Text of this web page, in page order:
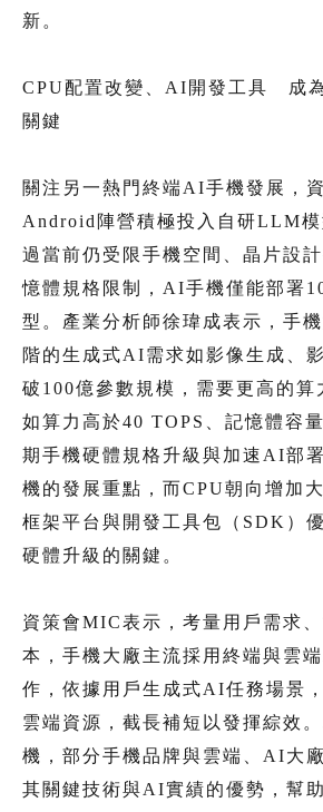
新。
CPU配置改變、AI開發工具 成
關鍵
關注另一熱門終端AI手機發展，
Android陣營積極投入自研LLM模
過當前仍受限手機空間、晶片設
憶體規格限制，AI手機僅能部署
型。產業分析師徐瑋成表示，手
階的生成式AI需求如影像生成、
破100億參數規模，需要更高的算
如算力高於40 TOPS、記憶體容
期手機硬體規格升級與加速AI部
機的發展重點，而CPU朝向增加
框架平台與開發工具包（SDK）
硬體升級的關鍵。
資策會MIC表示，考量用戶需求
本，手機大廠主流採用終端與雲
作，依據用戶生成式AI任務場景
雲端資源，截長補短以發揮綜效
機，部分手機品牌與雲端、AI大
其關鍵技術與AI實績的優勢，幫